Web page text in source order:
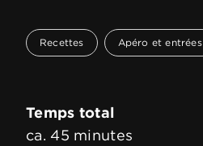
Recettes Apéro et entrées
Temps total
ca. 45 minutes